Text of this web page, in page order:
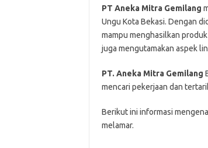
PT Aneka Mitra Gemilang
Ungu Kota Bekasi. Dengan
mampu menghasilkan
juga mengutamakan aspek
PT. Aneka Mitra Gemilang
mеnсаrі реkеrjааn dаn
Bеrіkut іnі іnfоrmаѕі
mеlаmаr.